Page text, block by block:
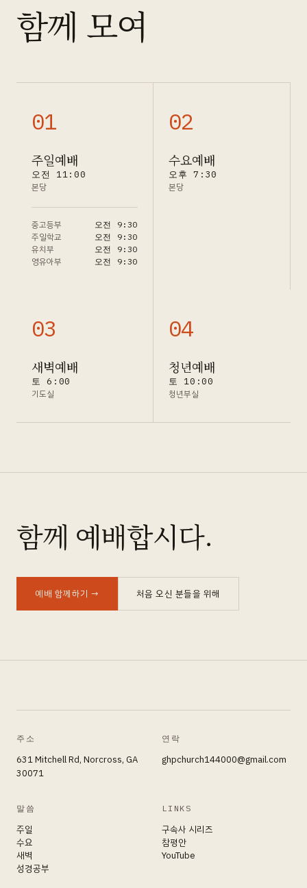
함께 모여
01
주일예배
오전 11:00
본당
중고등부 오전 9:30
주일학교 오전 9:30
유치부 오전 9:30
영유아부 오전 9:30
02
수요예배
오후 7:30
본당
03
새벽예배
토 6:00
기도실
04
청년예배
토 10:00
청년부실
함께 예배합시다.
예배 함께하기 → 처음 오신 분들을 위해
주소
631 Mitchell Rd, Norcross, GA
30071
연락
ghpchurch144000@gmail.com
말씀
주일
수요
새벽
성경공부
LINKS
구속사 시리즈
참평안
YouTube